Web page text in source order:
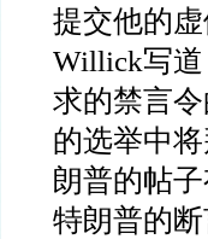
提交他的虚
Willick写道
求的禁言
的选举中
朗普的帖
特朗普的